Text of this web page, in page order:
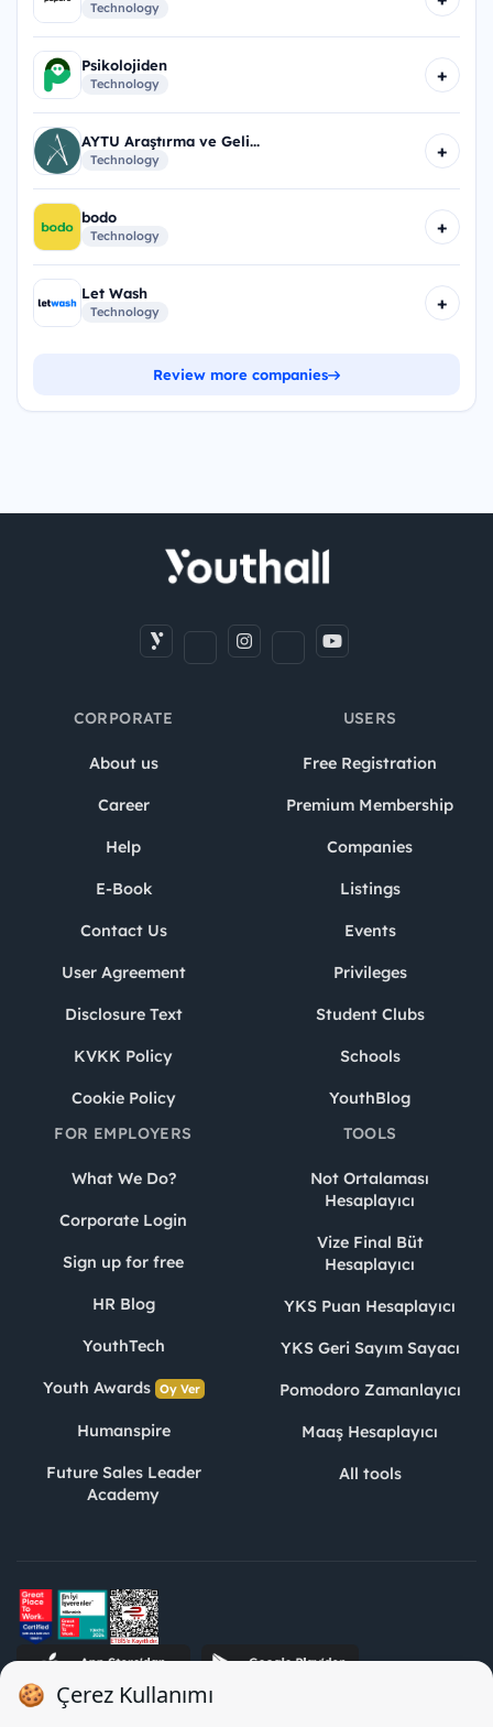
Technology
Psikolojiden
Technology +
AYTU Araştırma ve Geli...
Technology +
bodo
Technology +
Let Wash
Technology +
Review more companies
CORPORATE
About us
Career
Help
E-Book
Contact Us
User Agreement
Disclosure Text
KVKK Policy
Cookie Policy
USERS
Free Registration
Premium Membership
Companies
Listings
Events
Privileges
Student Clubs
Schools
YouthBlog
FOR EMPLOYERS
What We Do?
Corporate Login
Sign up for free
HR Blog
YouthTech
Youth Awards Oy Ver
Humanspire
Future Sales Leader
Academy
TOOLS
Not Ortalaması
Hesaplayıcı
Vize Final Büt
Hesaplayıcı
YKS Puan Hesaplayıcı
YKS Geri Sayım Sayacı
Pomodoro Zamanlayıcı
Maaş Hesaplayıcı
All tools